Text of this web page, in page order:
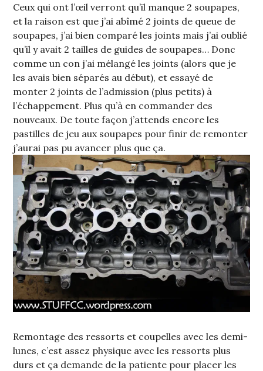
Ceux qui ont l’œil verront qu’il manque 2 soupapes,
et la raison est que j’ai abîmé 2 joints de queue de
soupapes, j’ai bien comparé les joints mais j’ai oublié
qu’il y avait 2 tailles de guides de soupapes… Donc
comme un con j’ai mélangé les joints (alors que je
les avais bien séparés au début), et essayé de
monter 2 joints de l’admission (plus petits) à
l’échappement. Plus qu’à en commander des
nouveaux. De toute façon j’attends encore les
pastilles de jeu aux soupapes pour finir de remonter
j’aurai pas pu avancer plus que ça.
Remontage des ressorts et coupelles avec les demi-
lunes, c’est assez physique avec les ressorts plus
durs et ça demande de la patiente pour placer les